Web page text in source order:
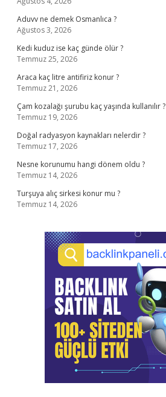
Aduvv ne demek Osmanlıca ?
Ağustos 3, 2026
Kedi kuduz ise kaç günde ölür ?
Temmuz 25, 2026
Araca kaç litre antifiriz konur ?
Temmuz 21, 2026
Çam kozalağı şurubu kaç yaşında kullanılır ?
Temmuz 19, 2026
Doğal radyasyon kaynakları nelerdir ?
Temmuz 17, 2026
Nesne korunumu hangi dönem oldu ?
Temmuz 14, 2026
Turşuya alıç sirkesi konur mu ?
Temmuz 14, 2026